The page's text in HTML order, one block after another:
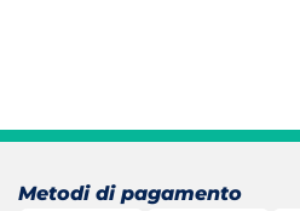
Metodi di pagamento